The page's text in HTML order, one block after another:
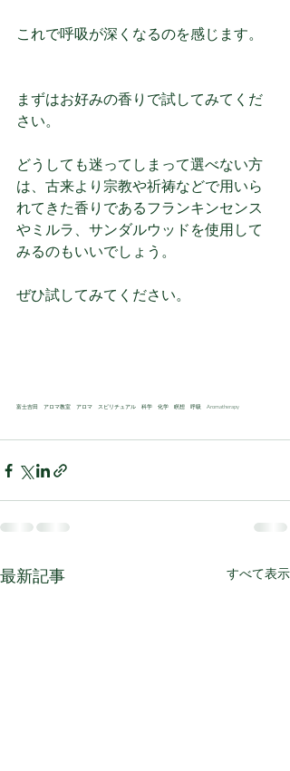
これで呼吸が深くなるのを感じます。
まずはお好みの香りで試してみてくだ
さい。
どうしても迷ってしまって選べない方
は、古来より宗教や祈祷などで用いら
れてきた香りであるフランキンセンス
やミルラ、サンダルウッドを使用して
みるのもいいでしょう。
ぜひ試してみてください。
富士吉田　アロマ教室　アロマ　スピリチュアル　科学　化学　瞑想　呼吸　Aromatherapy
最新記事 すべて表示